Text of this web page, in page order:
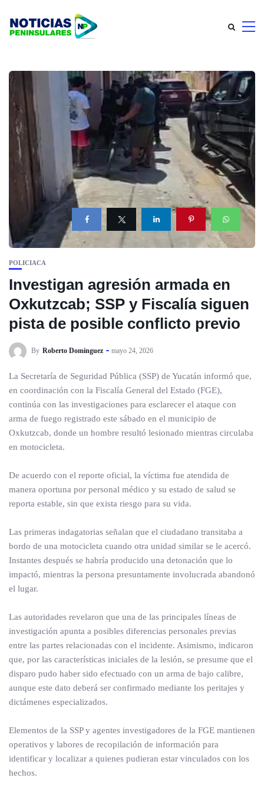
POLICIACA
Investigan agresión armada en
Oxkutzcab; SSP y Fiscalía siguen
pista de posible conflicto previo
By Roberto Dominguez mayo 24, 2026
La Secretaría de Seguridad Pública (SSP) de Yucatán informó que,
en coordinación con la Fiscalía General del Estado (FGE),
continúa con las investigaciones para esclarecer el ataque con
arma de fuego registrado este sábado en el municipio de
Oxkutzcab, donde un hombre resultó lesionado mientras circulaba
en motocicleta.
De acuerdo con el reporte oficial, la víctima fue atendida de
manera oportuna por personal médico y su estado de salud se
reporta estable, sin que exista riesgo para su vida.
Las primeras indagatorias señalan que el ciudadano transitaba a
bordo de una motocicleta cuando otra unidad similar se le acercó.
Instantes después se habría producido una detonación que lo
impactó, mientras la persona presuntamente involucrada abandonó
el lugar.
Las autoridades revelaron que una de las principales líneas de
investigación apunta a posibles diferencias personales previas
entre las partes relacionadas con el incidente. Asimismo, indicaron
que, por las características iniciales de la lesión, se presume que el
disparo pudo haber sido efectuado con un arma de bajo calibre,
aunque este dato deberá ser confirmado mediante los peritajes y
dictámenes especializados.
Elementos de la SSP y agentes investigadores de la FGE mantienen
operativos y labores de recopilación de información para
identificar y localizar a quienes pudieran estar vinculados con los
hechos.